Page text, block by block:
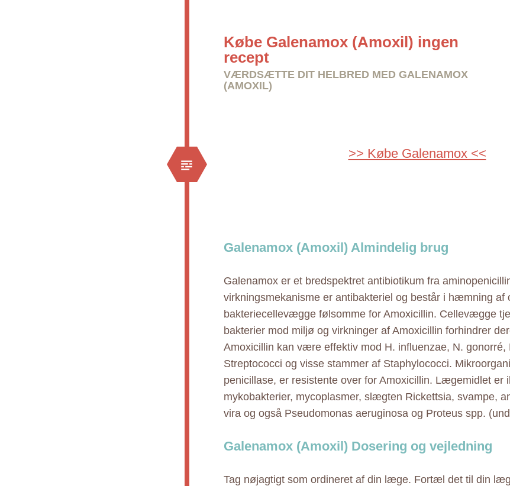
Købe Galenamox (Amoxil) ingen
recept
VÆRDSÆTTE DIT HELBRED MED GALENAMOX
(AMOXIL)
>> Købe Galenamox <<
Galenamox (Amoxil) Almindelig brug
Galenamox er et bredspektret antibiotikum fra
virkningsmekanisme er antibakteriel og består i hæmning af
bakteriecellevægge følsomme for Amoxicillin. Cellevægge
bakterier mod miljø og virkninger af Amoxicillin forhindrer
Amoxicillin kan være effektiv mod H. influenzae, N. gonorré,
Streptococci og visse stammer af Staphylococci.
penicillase, er resistente over for Amoxicillin. Lægemidlet er
mykobakterier, mycoplasmer, slægten Rickettsia, svampe,
vira og også Pseudomonas aeruginosa og Proteus spp.
Galenamox (Amoxil) Dosering og vejledning
Tag nøjagtigt som ordineret af din læge. Fortæl det til din